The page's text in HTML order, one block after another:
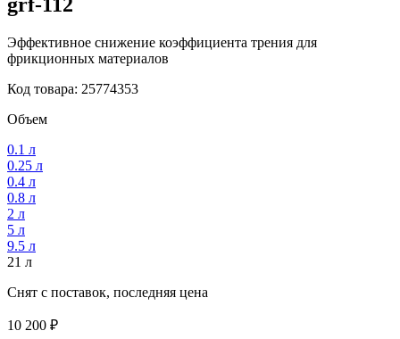
Эффективное снижение коэффициента трения для
фрикционных материалов
Код товара: 25774353
Объем
0.1 л
0.25 л
0.4 л
0.8 л
2 л
5 л
9.5 л
21 л
Снят с поставок, последняя цена
10 200 ₽